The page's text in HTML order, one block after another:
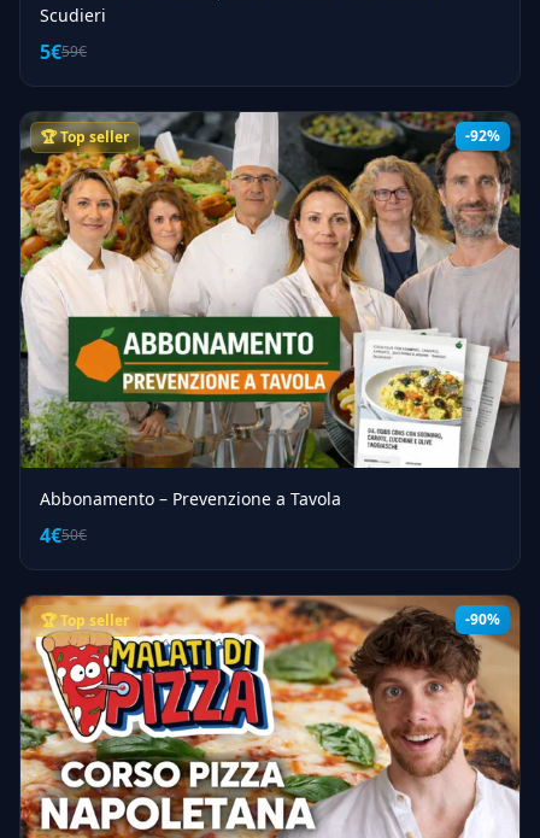
Scudieri
5€59€
-92%
🏆 Top seller
Abbonamento – Prevenzione a Tavola
4€50€
-90%
🏆 Top seller